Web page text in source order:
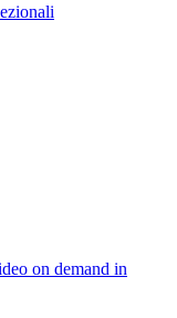
on demand in